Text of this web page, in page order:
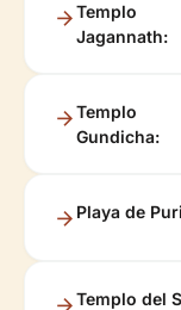
Templo
Jagannath:
Templo
Gundicha:
Playa de
Templo del